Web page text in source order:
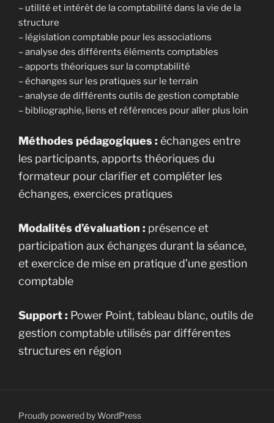
– utilité et intérêt de la comptabilité dans la vie de la
structure
– législation comptable pour les associations
– analyse des différents éléments comptables
– apports théoriques sur la comptabilité
– échanges sur les pratiques sur le terrain
– analyse de différents outils de gestion comptable
– bibliographie, liens et références pour aller plus loin
Méthodes pédagogiques : échanges entre
les participants, apports théoriques du
formateur pour clarifier et compléter les
échanges, exercices pratiques
Modalités d’évaluation : présence et
participation aux échanges durant la séance,
et exercice de mise en pratique d’une gestion
comptable
Support : Power Point, tableau blanc, outils de
gestion comptable utilisés par différentes
structures en région
Proudly powered by WordPress